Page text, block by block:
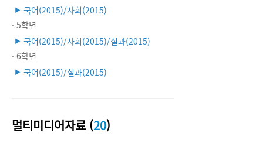
▶ 국어(2015)/사회(2015)
· 5학년
▶ 국어(2015)/사회(2015)/실과(2015)
· 6학년
▶ 국어(2015)/실과(2015)
멀티미디어자료 (20)